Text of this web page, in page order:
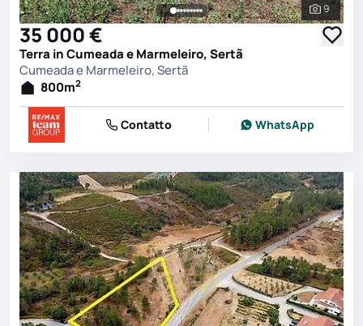
Vedi
9
35 000 €
Terra in Cumeada e Marmeleiro, Sertã
Cumeada e Marmeleiro, Sertã
800m2
Contatto WhatsApp